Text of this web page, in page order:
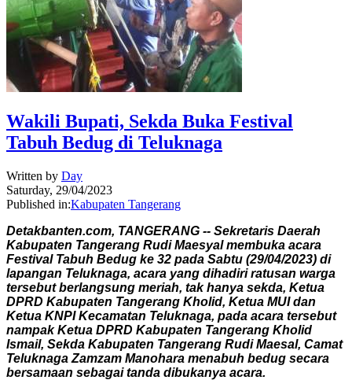
Wakili Bupati, Sekda Buka Festival
Tabuh Bedug di Teluknaga
Written by Day
Saturday, 29/04/2023
Published in:Kabupaten Tangerang
Detakbanten.com, TANGERANG -- Sekretaris Daerah
Kabupaten Tangerang Rudi Maesyal membuka acara
Festival Tabuh Bedug ke 32 pada Sabtu (29/04/2023) di
lapangan Teluknaga, acara yang dihadiri ratusan warga
tersebut berlangsung meriah, tak hanya sekda, Ketua
DPRD Kabupaten Tangerang Kholid, Ketua MUI dan
Ketua KNPI Kecamatan Teluknaga, pada acara tersebut
nampak Ketua DPRD Kabupaten Tangerang Kholid
Ismail, Sekda Kabupaten Tangerang Rudi Maesal, Camat
Teluknaga Zamzam Manohara menabuh bedug secara
bersamaan sebagai tanda dibukanya acara.